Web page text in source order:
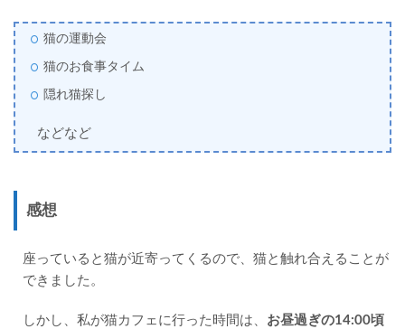
猫の運動会
猫のお食事タイム
隠れ猫探し
などなど
感想
座っていると猫が近寄ってくるので、猫と触れ合えることが
できました。
しかし、私が猫カフェに行った時間は、 お昼過ぎの14:00頃